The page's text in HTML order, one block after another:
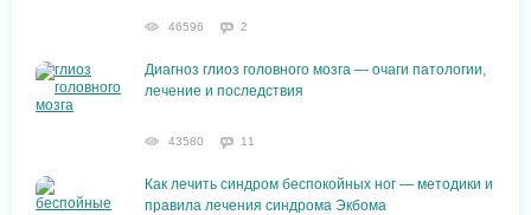
46596 2
Диагноз глиоз головного мозга — очаги патологии,
лечение и последствия
43580 11
Как лечить синдром беспокойных ног — методики и
правила лечения синдрома Экбома